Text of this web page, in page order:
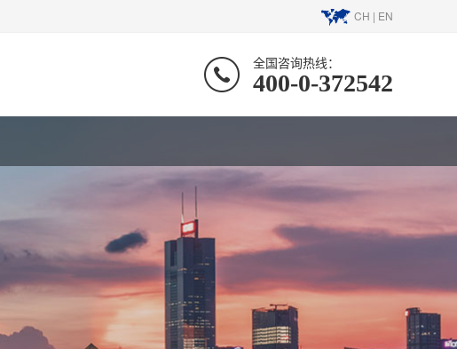
CH | EN
全国咨询热线：
400-0-372542